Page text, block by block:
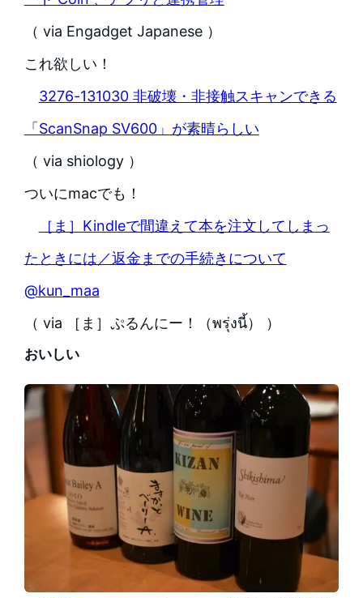
（ via Engadget Japanese ）
これ欲しい！
3276-131030 非破壊・非接触スキャンできる
「ScanSnap SV600」が素晴らしい
（ via shiology ）
ついにmacでも！
［ま］Kindleで間違えて本を注文してしまっ
たときには／返金までの手続きについて
@kun_maa
（ via ［ま］ぷるんにー！（พรุ่งนี้） ）
おいしい